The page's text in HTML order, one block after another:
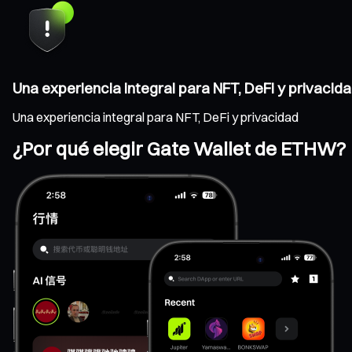
Una experiencia integral para NFT, DeFi y
Una experiencia integral para NFT, DeFi y privacidad
¿Por qué elegir Gate Wallet de ETHW?